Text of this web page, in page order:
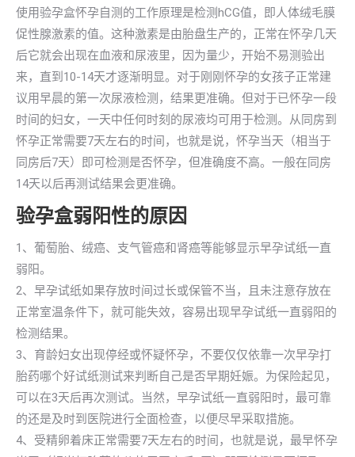
使用验孕盒怀孕自测的工作原理是检测hCG值，即人体绒毛膜
促性腺激素的值。这种激素是由胎盘生产的，正常在怀孕几天
后它就会出现在血液和尿液里，因为量少，开始不易测验出
来，直到10-14天才逐渐明显。对于刚刚怀孕的女孩子正常建
议用早晨的第一次尿液检测，结果更准确。但对于已怀孕一段
时间的妇女，一天中任何时刻的尿液均可用于检测。从同房到
怀孕正常需要7天左右的时间，也就是说，怀孕当天（相当于
同房后7天）即可检测是否怀孕，但准确度不高。一般在同房
14天以后再测试结果会更准确。
验孕盒弱阳性的原因
1、葡萄胎、绒癌、支气管癌和肾癌等能够显示早孕试纸一直
弱阳。
2、早孕试纸如果存放时间过长或保管不当，且未注意存放在
正常室温条件下，就可能失效，容易出现早孕试纸一直弱阳的
检测结果。
3、育龄妇女出现停经或怀疑怀孕，不要仅仅依靠一次早孕打
胎药哪个好试纸测试来判断自己是否早期妊娠。为保险起见，
可以在3天后再次测试。当然，早孕试纸一直弱阳时，最可靠
的还是及时到医院进行全面检查，以便尽早采取措施。
4、受精卵着床正常需要7天左右的时间，也就是说，最早怀孕